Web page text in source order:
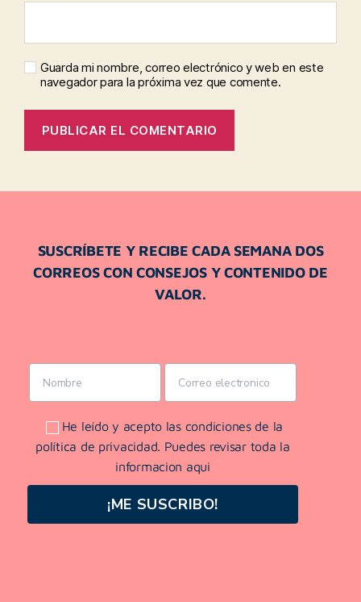
Guarda mi nombre, correo electrónico y web en este
navegador para la próxima vez que comente.
SUSCRÍBETE Y RECIBE CADA SEMANA DOS
CORREOS CON CONSEJOS Y CONTENIDO DE
VALOR.
He leído y acepto las condiciones de la
política de privacidad. Puedes revisar toda la
informacion aqui
¡ME SUSCRIBO!